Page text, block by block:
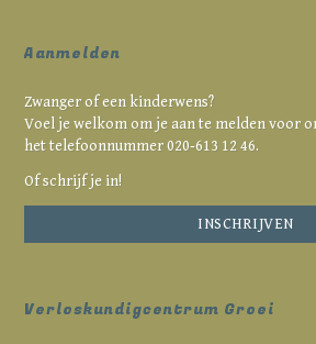
Aanmelden
Zwanger of een kinderwens?
Voel je welkom om je aan te melden voor
het telefoonnummer 020‑613 12 46.
Of schrijf je in!
INSCHRIJVEN
Verloskundigcentrum Groei